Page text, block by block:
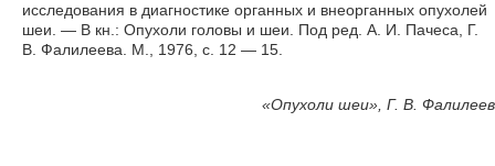
исследования в диагностике органных и внеорганных опухолей
шеи. — В кн.: Опухоли головы и шеи. Под ред. А. И. Пачеса, Г.
В. Фалилеева. М., 1976, с. 12 — 15.
«Опухоли шеи», Г. В. Фалилеев